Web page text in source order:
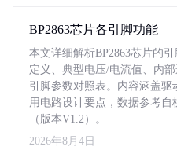
BP2863芯片各引脚功能
本文详细解析BP2863芯片的
定义、典型电压/电流值、内
引脚参数对照表。内容涵盖
用电路设计要点，数据参考
（版本V1.2）。
2026年8月4日